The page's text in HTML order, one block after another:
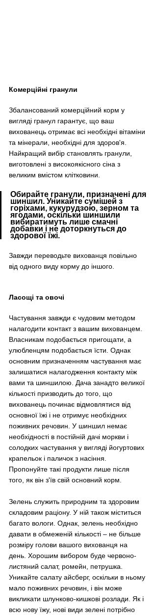
Комерційні гранули
Збалансований комерційний корм у
вигляді гранул гарантує, що ваш
вихованець отримає всі необхідні вітаміни
та мінерали, необхідні для здоров'я.
Найкращий вибір становлять гранули,
виготовлені з високоякісного сіна з
великим вмістом клітковини.
Обирайте гранули, призначені для
шиншил. Уникайте сумішей з
горіхами, кукурудзою, зерном та
ягодами, оскільки шиншили
вибиратимуть лише смачні
добавки і не доторкнуться до
здорової їжі.
Завжди переводьте вихованця повільно
від одного виду корму до іншого.
Ласощі та овочі
Частування завжди є чудовим методом
налагодити контакт з вашим вихованцем.
Власникам подобається пригощати, а
улюбленцям подобається їсти. Однак
основним призначенням частування має
залишатися налагодження контакту між
вами та шиншилою. Дача занадто великої
кількості призводить до того, що
вихованець починає відмовлятися від
основної їжі і не отримує необхідних
поживних речовин. У шиншил немає
необхідності в постійній дачі моркви і
солодких частування у вигляді йогуртових
крапельок і паличок з насіння.
Пропонуйте такі продукти лише після
того, як він з'їв свій основний корм.
Зелень служить природним та здоровим
складовим раціону. У ній також міститься
багато вологи. Однак, зелень необхідно
давати в обмеженій кількості – не більше
розміру голови вашого вихованця на
день. Хорошим вибором буде червоно-
листяний салат, ромейн, петрушка.
Уникайте салату айсберг, оскільки в ньому
мало поживних речовин, і він може
викликати шлунково-кишкові розлади. Як і
всю нову їжу, нові види зелені потрібно